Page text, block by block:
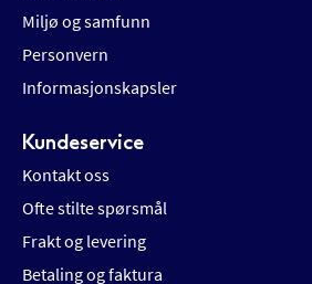
Miljø og samfunn
Personvern
Informasjonskapsler
Kundeservice
Kontakt oss
Ofte stilte spørsmål
Frakt og levering
Betaling og faktura